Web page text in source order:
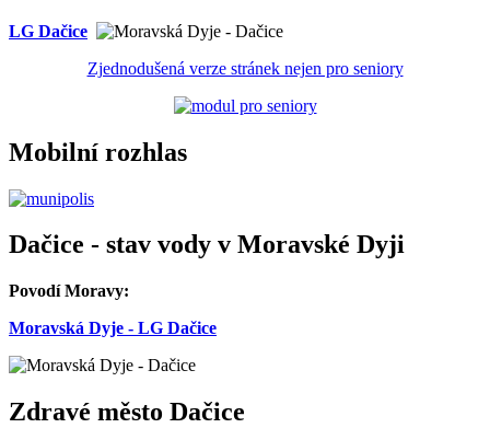
LG Dačice
Zjednodušená verze stránek nejen pro seniory
Mobilní rozhlas
Dačice - stav vody v Moravské Dyji
Povodí Moravy:
Moravská Dyje - LG Dačice
Zdravé město Dačice